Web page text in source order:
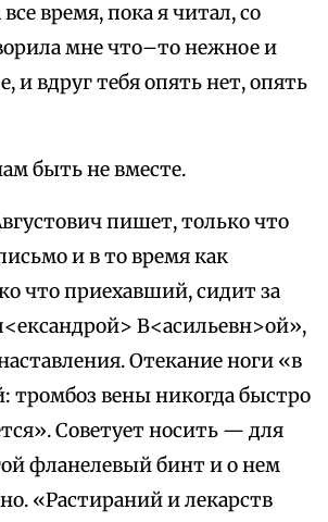
время, пока я читал, со
мне что–то нежное и
и вдруг тебя опять нет, опять
быть не вместе.
пишет, только что
и в то время как
что приехавший, сидит за
В<асильевн>ой»,
Отекание ноги «в
тромбоз вены никогда быстро
Советует носить — для
фланелевый бинт и о нем
«Растираний и лекарств